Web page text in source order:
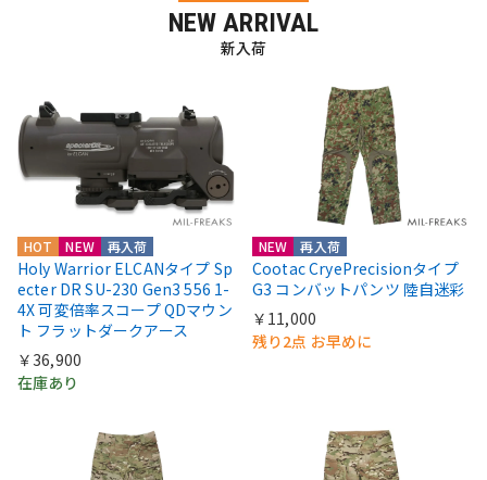
NEW ARRIVAL
新入荷
HOT NEW 再入荷
Holy Warrior ELCANタイプ Sp
ecter DR SU-230 Gen3 556 1-
4X 可変倍率スコープ QDマウン
ト フラットダークアース
￥36,900
在庫あり
NEW 再入荷
Cootac CryePrecisionタイプ
G3 コンバットパンツ 陸自迷彩
￥11,000
残り2点 お早めに